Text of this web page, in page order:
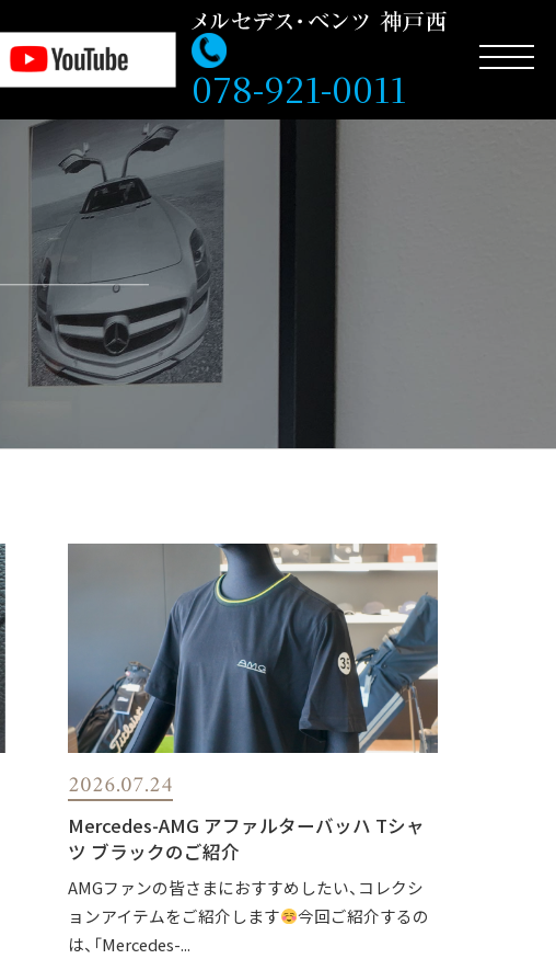
078-921-0011
2026.07.24
Mercedes-AMG アファルターバッハ Tシャ
ツ ブラックのご紹介
AMGファンの皆さまにおすすめしたい、コレクシ
ョンアイテムをご紹介します
今回ご紹介するの
は、「Mercedes-...